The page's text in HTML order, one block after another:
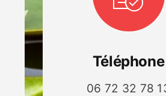
Téléphone
06 72 32 78